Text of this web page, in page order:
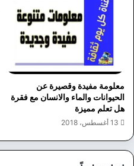
معلومة مفيدة وقصيرة عن
الحيوانات والماء والانسان مع فقرة
هل تعلم مميزة
13 أغسطس، 2018